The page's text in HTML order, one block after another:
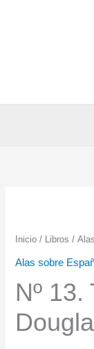
Inicio / Libros /
Alas sobre
Nº 13.